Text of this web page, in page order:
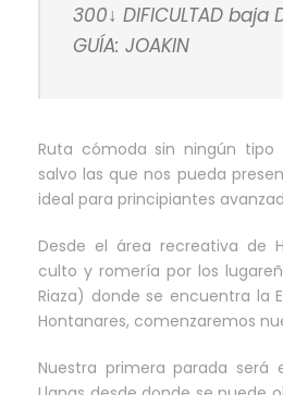
300↓ DIFICULTAD baja
GUÍA: JOAKIN
Ruta cómoda sin ningún
salvo las que nos pueda
ideal para principiantes
Desde el área recreativa de
culto y romería por los
Riaza) donde se encuentra la
Hontanares, comenzaremos
Nuestra primera parada será